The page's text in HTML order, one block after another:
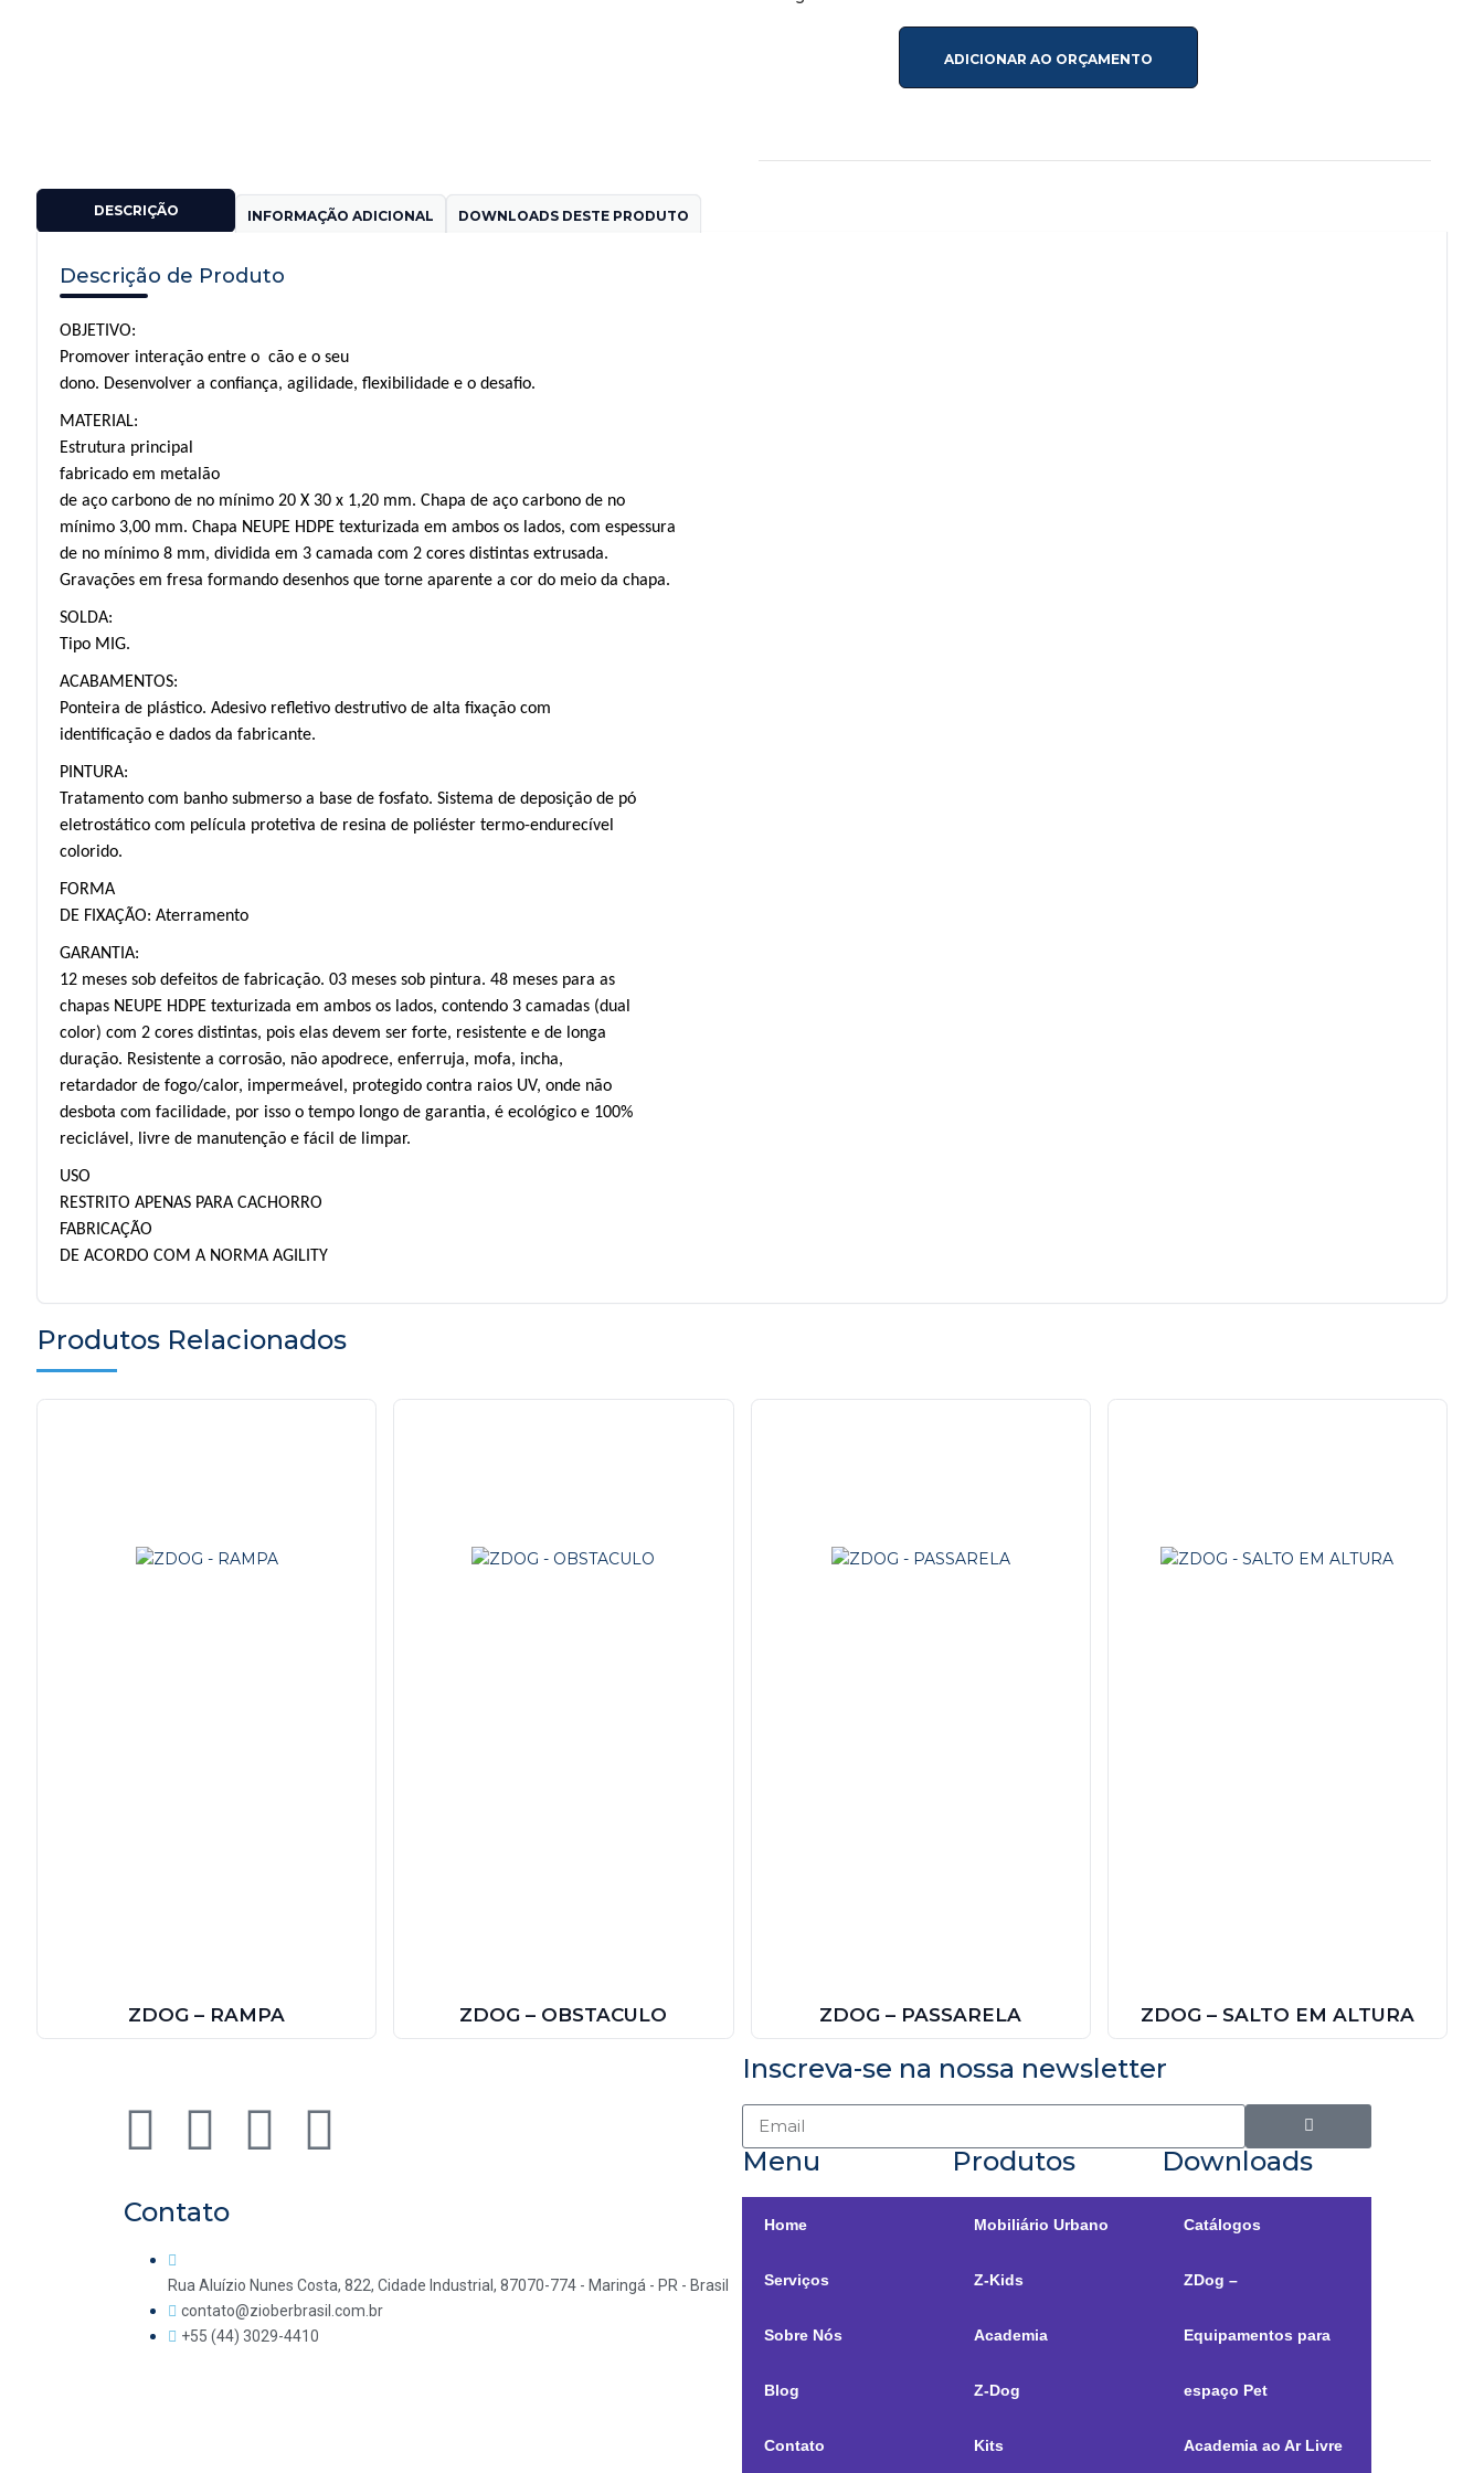
ADICIONAR AO ORÇAMENTO
DESCRIÇÃO INFORMAÇÃO ADICIONAL DOWNLOADS DESTE PRODUTO
Descrição de Produto
OBJETIVO:
Promover interação entre o cão e o seu
dono. Desenvolver a confiança, agilidade, flexibilidade e o desafio.
MATERIAL:
Estrutura principal
fabricado em metalão
de aço carbono de no mínimo 20 X 30 x 1,20 mm. Chapa de aço carbono de no
mínimo 3,00 mm. Chapa NEUPE HDPE texturizada em ambos os lados, com espessura
de no mínimo 8 mm, dividida em 3 camada com 2 cores distintas extrusada.
Gravações em fresa formando desenhos que torne aparente a cor do meio da chapa.
SOLDA:
Tipo MIG.
ACABAMENTOS:
Ponteira de plástico. Adesivo refletivo destrutivo de alta fixação com
identificação e dados da fabricante.
PINTURA:
Tratamento com banho submerso a base de fosfato. Sistema de deposição de pó
eletrostático com película protetiva de resina de poliéster termo-endurecível
colorido.
FORMA
DE FIXAÇÃO: Aterramento
GARANTIA:
12 meses sob defeitos de fabricação. 03 meses sob pintura. 48 meses para as
chapas NEUPE HDPE texturizada em ambos os lados, contendo 3 camadas (dual
color) com 2 cores distintas, pois elas devem ser forte, resistente e de longa
duração. Resistente a corrosão, não apodrece, enferruja, mofa, incha,
retardador de fogo/calor, impermeável, protegido contra raios UV, onde não
desbota com facilidade, por isso o tempo longo de garantia, é ecológico e 100%
reciclável, livre de manutenção e fácil de limpar.
USO
RESTRITO APENAS PARA CACHORRO
FABRICAÇÃO
DE ACORDO COM A NORMA AGILITY
Produtos Relacionados
ZDOG – RAMPA ZDOG – OBSTACULO ZDOG – PASSARELA ZDOG – SALTO EM ALTURA
Contato
Rua Aluízio Nunes Costa, 822, Cidade Industrial, 87070-774 - Maringá - PR - Brasil
contato@zioberbrasil.com.br
+55 (44) 3029-4410
Inscreva-se na nossa newsletter
Menu
Home
Serviços
Sobre Nós
Blog
Contato
Produtos
Mobiliário Urbano
Z-Kids
Academia
Z-Dog
Kits
Downloads
Catálogos
ZDog –
Equipamentos para
espaço Pet
Academia ao Ar Livre